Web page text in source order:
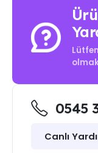
0545
Canlı